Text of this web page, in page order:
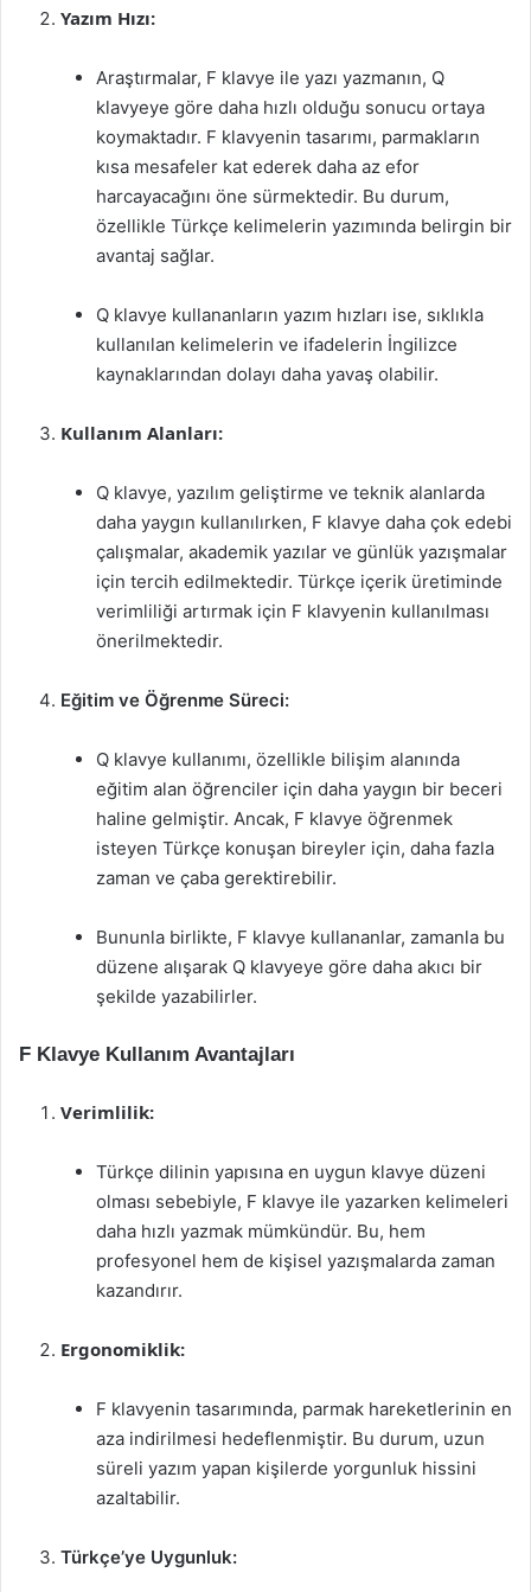
Yazım Hızı:
Araştırmalar, F klavye ile yazı yazmanın, Q
klavyeye göre daha hızlı olduğu sonucu ortaya
koymaktadır. F klavyenin tasarımı, parmakların
kısa mesafeler kat ederek daha az efor
harcayacağını öne sürmektedir. Bu durum,
özellikle Türkçe kelimelerin yazımında belirgin bir
avantaj sağlar.
Q klavye kullananların yazım hızları ise, sıklıkla
kullanılan kelimelerin ve ifadelerin İngilizce
kaynaklarından dolayı daha yavaş olabilir.
Kullanım Alanları:
Q klavye, yazılım geliştirme ve teknik alanlarda
daha yaygın kullanılırken, F klavye daha çok edebi
çalışmalar, akademik yazılar ve günlük yazışmalar
için tercih edilmektedir. Türkçe içerik üretiminde
verimliliği artırmak için F klavyenin kullanılması
önerilmektedir.
Eğitim ve Öğrenme Süreci:
Q klavye kullanımı, özellikle bilişim alanında
eğitim alan öğrenciler için daha yaygın bir beceri
haline gelmiştir. Ancak, F klavye öğrenmek
isteyen Türkçe konuşan bireyler için, daha fazla
zaman ve çaba gerektirebilir.
Bununla birlikte, F klavye kullananlar, zamanla bu
düzene alışarak Q klavyeye göre daha akıcı bir
şekilde yazabilirler.
F Klavye Kullanım Avantajları
Verimlilik:
Türkçe dilinin yapısına en uygun klavye düzeni
olması sebebiyle, F klavye ile yazarken kelimeleri
daha hızlı yazmak mümkündür. Bu, hem
profesyonel hem de kişisel yazışmalarda zaman
kazandırır.
Ergonomiklik:
F klavyenin tasarımında, parmak hareketlerinin en
aza indirilmesi hedeflenmiştir. Bu durum, uzun
süreli yazım yapan kişilerde yorgunluk hissini
azaltabilir.
Türkçe’ye Uygunluk: